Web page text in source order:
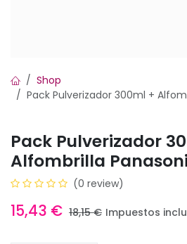
Shop
Pack Pulverizador 300ml +
Pack Pulverizador
Alfombrilla
(0 review)
15,43 € 18,15€ Impuestos